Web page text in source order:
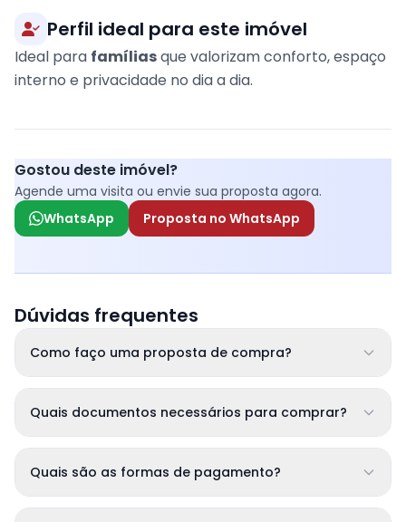
Perfil ideal para este imóvel
Ideal para famíliasque valorizam conforto, espaço
interno e privacidade no dia a dia.
Gostou deste imóvel?
Agende uma visita ou envie sua proposta agora.
WhatsApp
Proposta no WhatsApp
Dúvidas frequentes
Como faço uma proposta de compra?
Quais documentos necessários para comprar?
Quais são as formas de pagamento?